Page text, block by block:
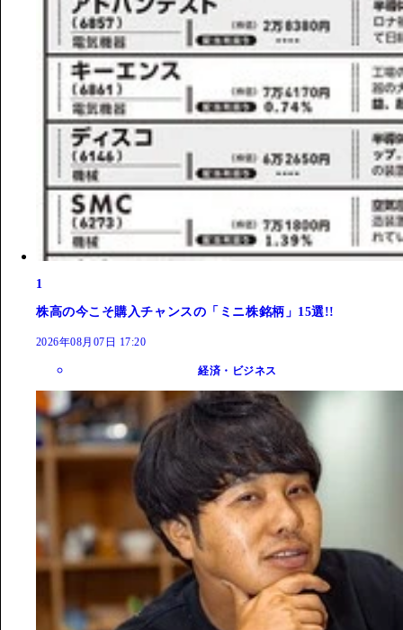
1
株高の今こそ購入チャンスの「ミニ株銘柄」15選!!
2026年08月07日 17:20
経済・ビジネス